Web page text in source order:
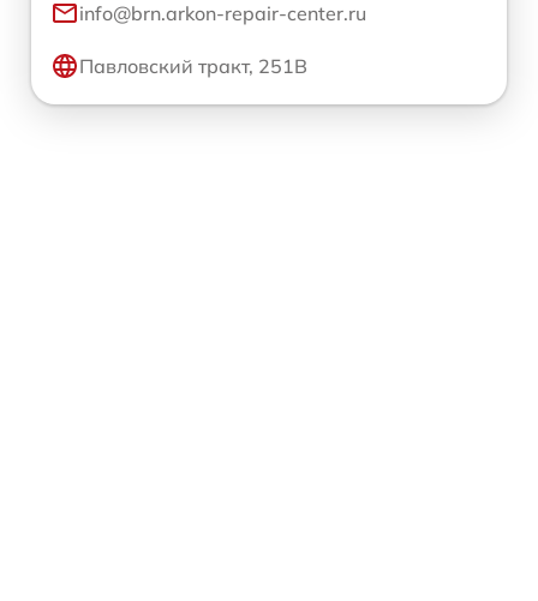
info@brn.arkon-repair-center.ru
Павловский тракт, 251В